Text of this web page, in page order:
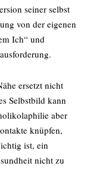
seiner selbst
von der eigenen
Ich“ und
ersetzt nicht
Selbstbild kann
aber
knüpfen,
ist, ein
nicht zu